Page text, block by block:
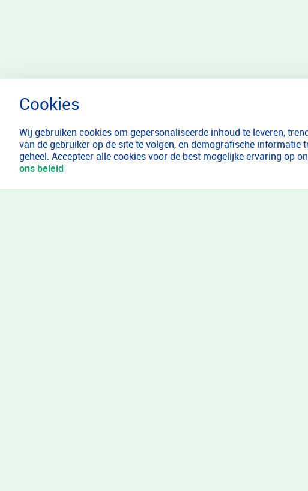
Wij gebruiken cookies om gepersonaliseerde inhoud te leveren,
van de gebruiker op de site te volgen, en demografische
geheel. Accepteer alle cookies voor de best mogelijke ervaring op
ons beleid